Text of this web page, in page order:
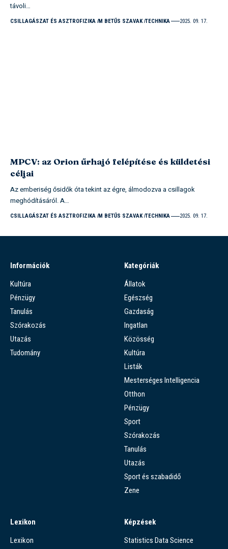
távoli…
CSILLAGÁSZAT ÉS ASZTROFIZIKA M BETŰS SZAVAK TECHNIKA 2025. 09. 17.
MPCV: az Orion űrhajó felépítése és küldetési
céljai
Az emberiség ősidők óta tekint az égre, álmodozva a csillagok
meghódításáról. A…
CSILLAGÁSZAT ÉS ASZTROFIZIKA M BETŰS SZAVAK TECHNIKA 2025. 09. 17.
Információk
Kultúra
Pénzügy
Tanulás
Szórakozás
Utazás
Tudomány
Kategóriák
Állatok
Egészség
Gazdaság
Ingatlan
Közösség
Kultúra
Listák
Mesterséges Intelligencia
Otthon
Pénzügy
Sport
Szórakozás
Tanulás
Utazás
Sport és szabadidő
Zene
Lexikon
Lexikon
Képzések
Statistics Data Science